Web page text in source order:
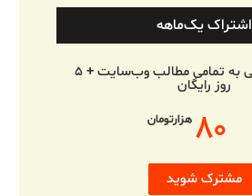
اشتراک یک‌ماهه
یک ماه دسترسی به تمامی مطالب وب‌سایت + ۵
روز رایگان
۸۰ هزارتومان
مشترک شوید